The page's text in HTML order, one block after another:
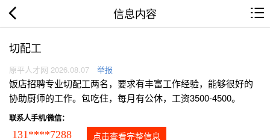
信息内容
切配工
原平人才网 2026.08.07 举报
饭店招聘专业切配工两名，要求有丰富工作经验，能够很好的
协助厨师的工作。包吃住，每月有公休，工资3500-4500。
联系人手机/微信：
131****7288 点击查看完整信息